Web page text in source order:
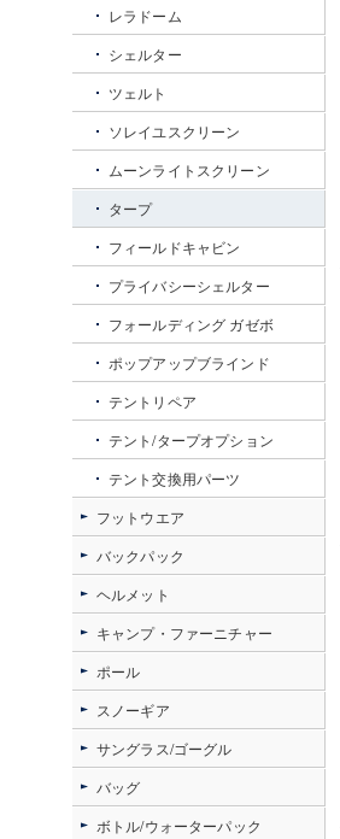
レラドーム
シェルター
ツェルト
ソレイユスクリーン
ムーンライトスクリーン
タープ
フィールドキャビン
プライバシーシェルター
フォールディング ガゼボ
ポップアップブラインド
テントリペア
テント/タープオプション
テント交換用パーツ
フットウエア
バックパック
ヘルメット
キャンプ・ファーニチャー
ポール
スノーギア
サングラス/ゴーグル
バッグ
ボトル/ウォーターパック